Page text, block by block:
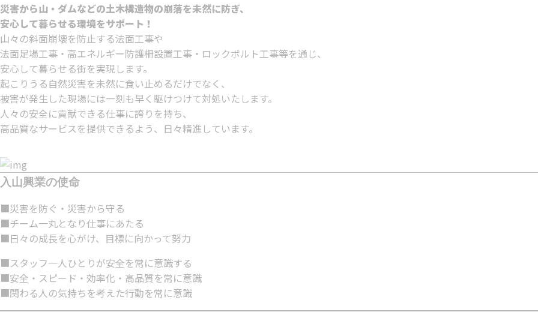
災害から山・ダムなどの土木構造物の崩落を未然に防ぎ、
安心して暮らせる環境をサポート！
山々の斜面崩壊を防止する法面工事や
法面足場工事・高エネルギー防護柵設置工事・ロックボルト工事等を通じ、
安心して暮らせる街を実現します。
起こりうる自然災害を未然に食い止めるだけでなく、
被害が発生した現場には一刻も早く駆けつけて対処いたします。
人々の安全に貢献できる仕事に誇りを持ち、
高品質なサービスを提供できるよう、日々精進しています。
入山興業の使命
■災害を防ぐ・災害から守る
■チーム一丸となり仕事にあたる
■日々の成長を心がけ、目標に向かって努力
■スタッフ一人ひとりが安全を常に意識する
■安全・スピード・効率化・高品質を常に意識
■関わる人の気持ちを考えた行動を常に意識